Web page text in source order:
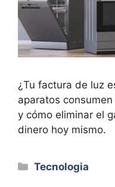
¿Tu factura de luz
aparatos
y cómo eliminar el
dinero hoy mismo.
Categorías
Tecnologia